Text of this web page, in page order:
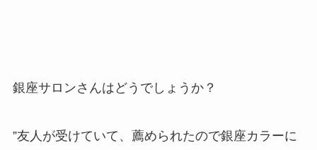
銀座サロンさんはどうでしょうか？
”友人が受けていて、薦められたので銀座カラーに